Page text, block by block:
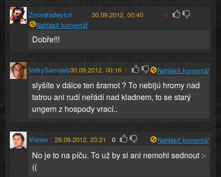
Zmordradwytch 30.09.2012, 00:40
-4
Nahlásit komentář
Dobře!!!
VelkySamojeb30.09.2012, 00:16-1 Nahlásit komentář
slyšíte v dálce ten šramot ? To nebijú hromy nad
tatrou ani rudí neřádí nad kladnem, to se starý
ungern z hospody vrací..
Vranov 29.09.2012, 23:21 0 Nahlásit komentář
No je to na píču. To už by si ani nemohl sednout :-
((